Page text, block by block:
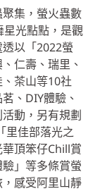
集，螢火蟲數
星光點點，是觀
以「2022螢
仁壽、瑞里、
茶山等10社
、DIY體驗、
動，另有規劃
里佳部落光之
頂笨仔Chill賞
」等多條賞螢
感受阿里山靜